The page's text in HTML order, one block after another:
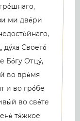
ми две́ри
Своего́
Бо́гу Отцу́,
во вре́мя
и во гро́бе
во све́те
тя́жкое